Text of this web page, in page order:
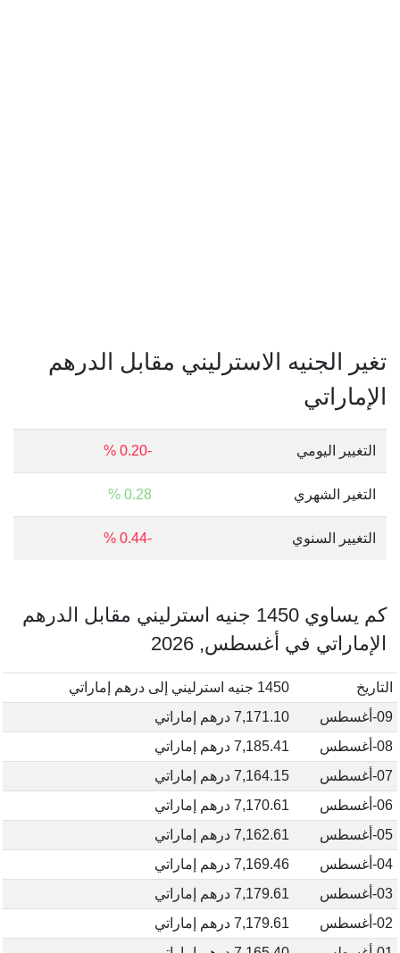
تغير الجنيه الاسترليني مقابل الدرهم
الإماراتي
التغيير اليومي -0.20 %
التغير الشهري 0.28 %
التغيير السنوي -0.44 %
كم يساوي 1450 جنيه استرليني مقابل الدرهم
الإماراتي في أغسطس, 2026
التاريخ
1450 جنيه استرليني إلى درهم إماراتي
09-أغسطس
7,171.10 درهم إماراتي
08-أغسطس
7,185.41 درهم إماراتي
07-أغسطس
7,164.15 درهم إماراتي
06-أغسطس
7,170.61 درهم إماراتي
05-أغسطس
7,162.61 درهم إماراتي
04-أغسطس
7,169.46 درهم إماراتي
03-أغسطس
7,179.61 درهم إماراتي
02-أغسطس
7,179.61 درهم إماراتي